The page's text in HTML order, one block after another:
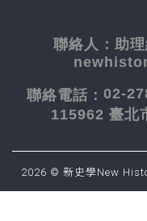
聯絡人： 助
聯絡電話： 02-
115962 臺北
2026 © 新史學New